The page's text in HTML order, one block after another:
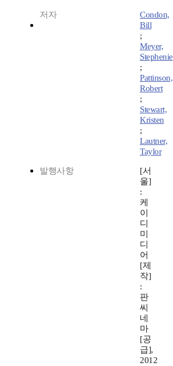
저자
Condon,
Bill
;
Meyer,
Stephenie
;
Pattinson,
Robert
;
Stewart,
Kristen
;
Lautner,
Taylor
발행사항
[서
울]
:
케
이
디
미
디
어
[제
작]
:
판
씨
네
마
[공
급],
2012